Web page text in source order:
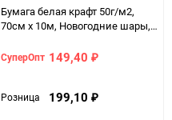
Бумага белая крафт 50г/м2,
70см x 10м, Новогодние шары,
СуперОпт 149,40 ₽
Розница 199,10 ₽